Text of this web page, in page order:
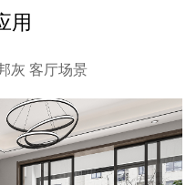
用
灰 客厅场景